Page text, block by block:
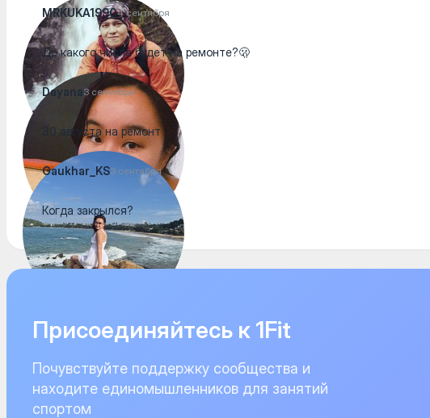
MRKUKA19904 сентября
До какого числа будет на ремонте?🫢
Dayana3 сентября
30 августа на ремонт
Gaukhar_KS3 сентября
Когда закрылся?
Присоединяйтесь к 1Fit
Почувствуйте поддержку сообщества и
находите единомышленников для занятий
спортом